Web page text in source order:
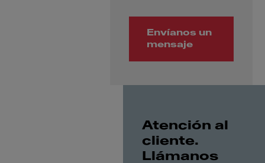
Envíanos un
mensaje
Atención al
cliente.
Llámanos